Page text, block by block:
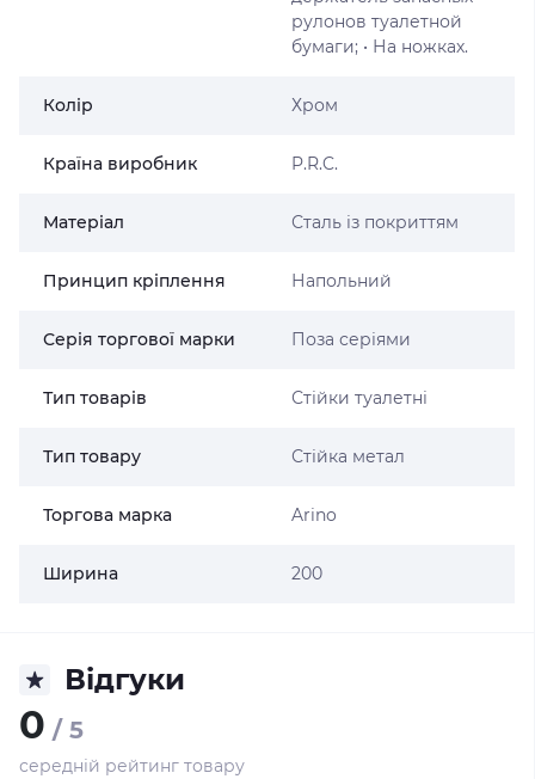
рулонов туалетной
бумаги; • На ножках.
Колір Хром
Країна виробник P.R.C.
Матеріал Сталь із покриттям
Принцип кріплення Напольний
Серія торгової марки Поза серіями
Тип товарів Стійки туалетні
Тип товару Стійка метал
Торгова марка Arino
Ширина 200
Відгуки
0 / 5
середній рейтинг товару